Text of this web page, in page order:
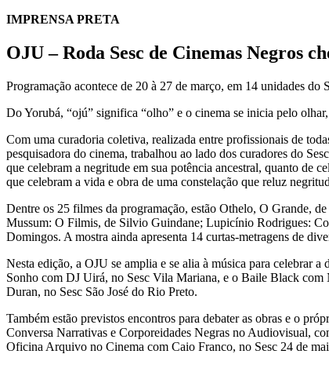
IMPRENSA PRETA
OJU – Roda Sesc de Cinemas Negros
Programação acontece de 20 à 27 de março, em 14 unidades do
Do Yorubá, “ojú” significa “olho” e o cinema se inicia pelo
Com uma curadoria coletiva, realizada entre profissionais de
pesquisadora do cinema, trabalhou ao lado dos curadores do
que celebram a negritude em sua potência ancestral, quanto de
que celebram a vida e obra de uma constelação que reluz
Dentre os 25 filmes da programação, estão Othelo, O Grande,
Mussum: O Filmis, de Silvio Guindane; Lupicínio Rodrigues:
Domingos. A mostra ainda apresenta 14 curtas-metragens de
Nesta edição, a OJU se amplia e se alia à música para celebrar
Sonho com DJ Uirá, no Sesc Vila Mariana, e o Baile Black
Duran, no Sesc São José do Rio Preto.
Também estão previstos encontros para debater as obras e o
Conversa Narrativas e Corporeidades Negras no Audiovisual,
Oficina Arquivo no Cinema com Caio Franco, no Sesc 24 de